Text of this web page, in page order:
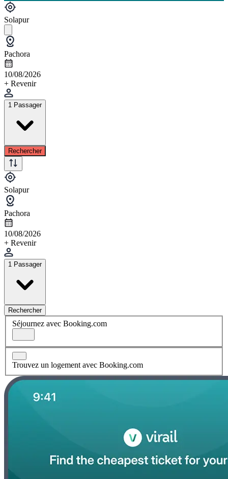
Solapur
Pachora
10/08/2026
+ Revenir
1 Passager
Rechercher
Solapur
Pachora
10/08/2026
+ Revenir
1 Passager
Rechercher
Séjournez avec Booking.com
Trouvez un logement avec Booking.com